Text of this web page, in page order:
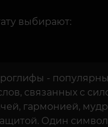
выбирают:
-
связанных с
гармонией,
Один